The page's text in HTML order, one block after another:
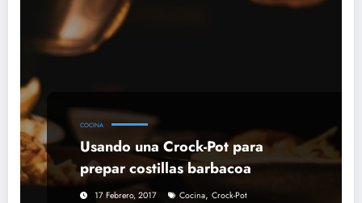
COCINA
Usando una Crock-Pot para
prepar costillas barbacoa
17 Febrero, 2017 Cocina, Crock-Pot